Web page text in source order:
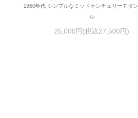
1960年代 シンプルなミッドセンチュリーモダ
ル
25,000円(税込27,500円)